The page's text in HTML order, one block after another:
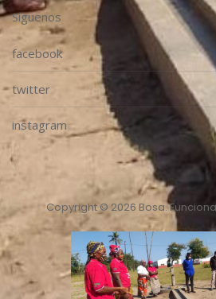
Síguenos
facebook
twitter
instagram
Copyright © 2026 Bosa.